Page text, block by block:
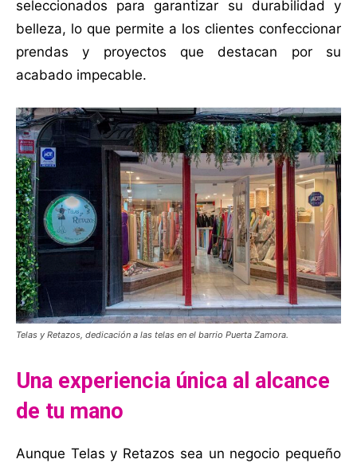
seleccionados para garantizar su durabilidad y
belleza, lo que permite a los clientes confeccionar
prendas y proyectos que destacan por su
acabado impecable.
Telas y Retazos, dedicación a las telas en el barrio Puerta Zamora.
Una experiencia única al alcance
de tu mano
Aunque Telas y Retazos sea un negocio pequeño